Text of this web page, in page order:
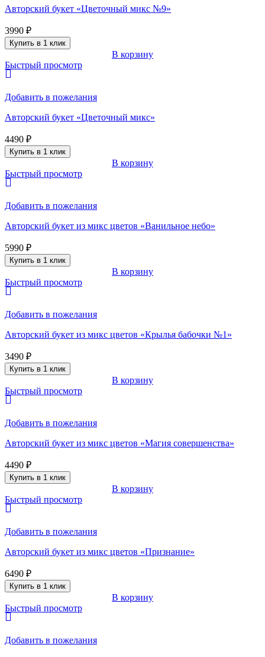
Авторский букет «Цветочный микс №9»
3990 ₽
Купить в 1 клик
В корзину
Быстрый просмотр
Добавить в пожелания
Авторский букет «Цветочный микс»
4490 ₽
Купить в 1 клик
В корзину
Быстрый просмотр
Добавить в пожелания
Авторский букет из микс цветов «Ванильное небо»
5990 ₽
Купить в 1 клик
В корзину
Быстрый просмотр
Добавить в пожелания
Авторский букет из микс цветов «Крылья бабочки №1»
3490 ₽
Купить в 1 клик
В корзину
Быстрый просмотр
Добавить в пожелания
Авторский букет из микс цветов «Магия совершенства»
4490 ₽
Купить в 1 клик
В корзину
Быстрый просмотр
Добавить в пожелания
Авторский букет из микс цветов «Признание»
6490 ₽
Купить в 1 клик
В корзину
Быстрый просмотр
Добавить в пожелания